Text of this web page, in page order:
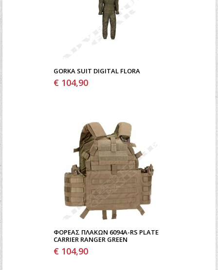
GORKA SUIT DIGITAL FLORA
€ 104,90
ΦΟΡΈΑΣ ΠΛΑΚΏΝ 6094A-RS PLATE
CARRIER RANGER GREEN
€ 104,90